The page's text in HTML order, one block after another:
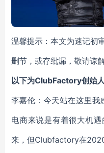
温馨提示：本文为速记初
删节，或存纰漏，敬请谅解
以下为ClubFactory创始
李嘉伦：今天站在这里
电商来说是有着很大机
来，但Clubfactory在